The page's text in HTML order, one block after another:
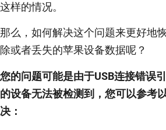
这样的情况。
那么，如何解决这个问题来更好地
除或者丢失的苹果设备数据呢？
您的问题可能是由于USB连接错误
的设备无法被检测到，您可以参考
决：